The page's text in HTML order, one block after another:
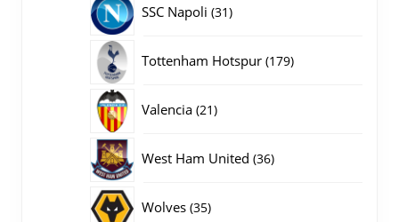
SSC Napoli 3131
Tottenham Hotspur 179179
Valencia 2121
West Ham United 3636
Wolves 3535